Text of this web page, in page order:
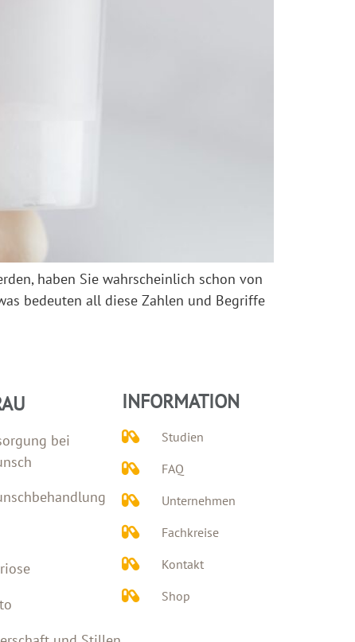
haben Sie wahrscheinlich schon von
bedeuten all diese Zahlen und Begriffe
bei
INFORMATION
Studien
FAQ
Unternehmen
Fachkreise
Kontakt
Shop